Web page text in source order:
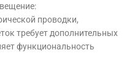
проводки,
требует дополнительных
функциональность